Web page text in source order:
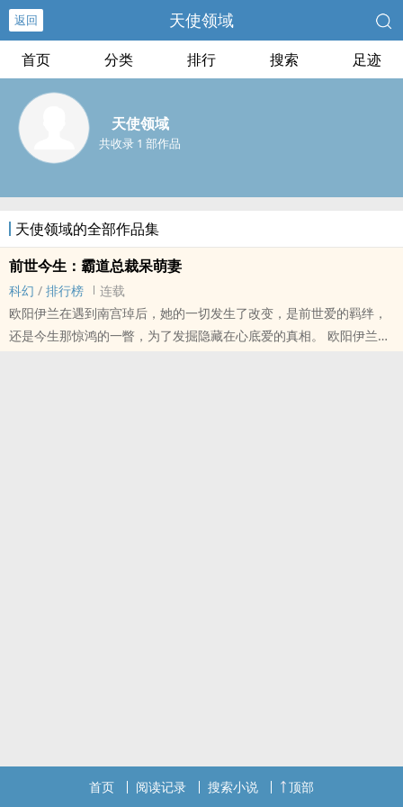
返回 天使领域
首页 分类 排行 搜索 足迹
天使领域
共收录 1 部作品
天使领域的全部作品集
前世今生：霸道总裁呆萌妻
科幻 / 排行榜
连载
欧阳伊兰在遇到南宫琸后，她的一切发生了改变，是前世爱的羁绊，
还是今生那惊鸿的一瞥，为了发掘隐藏在心底爱的真相。 欧阳伊兰毅
首页 阅读记录 搜索小说 顶部